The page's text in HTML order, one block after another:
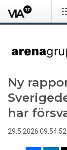
Ny
har
29.5.2026